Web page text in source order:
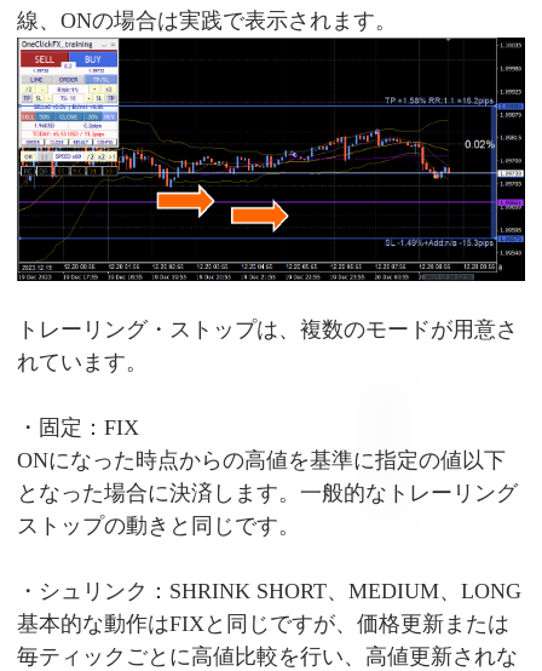
線、ONの場合は実践で表示されます。
トレーリング・ストップは、複数のモードが用意さ
れています。
・固定：FIX
ONになった時点からの高値を基準に指定の値以下
となった場合に決済します。一般的なトレーリング
ストップの動きと同じです。
・シュリンク：SHRINK SHORT、MEDIUM、LONG
基本的な動作はFIXと同じですが、価格更新または
毎ティックごとに高値比較を行い、高値更新されな